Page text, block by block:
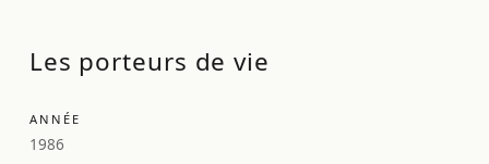
Les porteurs de vie
ANNÉE
1986